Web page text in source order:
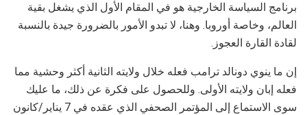
برنامج السياسة الخارجية هو في المقام الأول الذي يشغل بقية
العالم، وخاصة أوروبا. وهنا، لا تبدو الأمور بالضرورة جيدة بالنسبة
لقادة القارة العجوز.
إن ما ينوي دونالد ترامب فعله خلال ولايته الثانية أكثر وحشية مما
فعله إبان ولايته الأولى. وللحصول على فكرة عن ذلك، ما عليك
سوى الاستماع إلى المؤتمر الصحفي الذي عقده في 7 يناير/كانون